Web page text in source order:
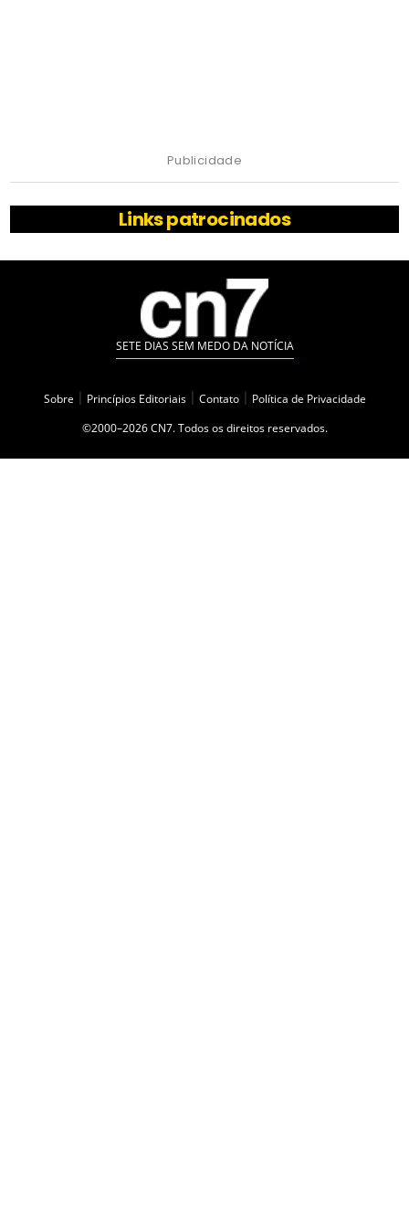
Publicidade
Links patrocinados
SETE DIAS SEM MEDO DA NOTÍCIA
Sobre Princípios Editoriais Contato
Política de Privacidade
©2000–2026 CN7. Todos os direitos reservados.